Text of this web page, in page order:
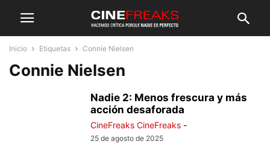
Inicio Etiquetas Connie Nielsen
Connie Nielsen
Nadie 2: Menos frescura y más
acción desaforada
CineFreaks CineFreaks -
25 de agosto de 2025